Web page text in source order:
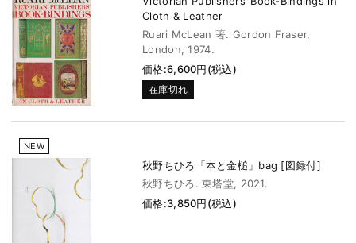
Cloth & Leather
Ruari McLean 著. Gordon Fraser,
London, 1974.
価格:6,600円(税込)
在庫切れ
NEW
秋野ちひろ「本と金槌」bag [図録付]
秋野ちひろ. 東塔堂, 2021.
価格:3,850円(税込)